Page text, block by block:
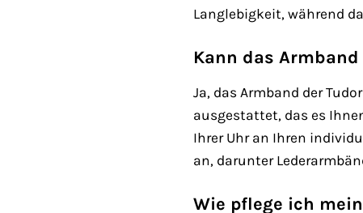
Langlebigkeit, während
Kann das
Ja, das Armband der
ausgestattet, das es
Ihrer Uhr an Ihren
an, darunter
Wie pflege ich